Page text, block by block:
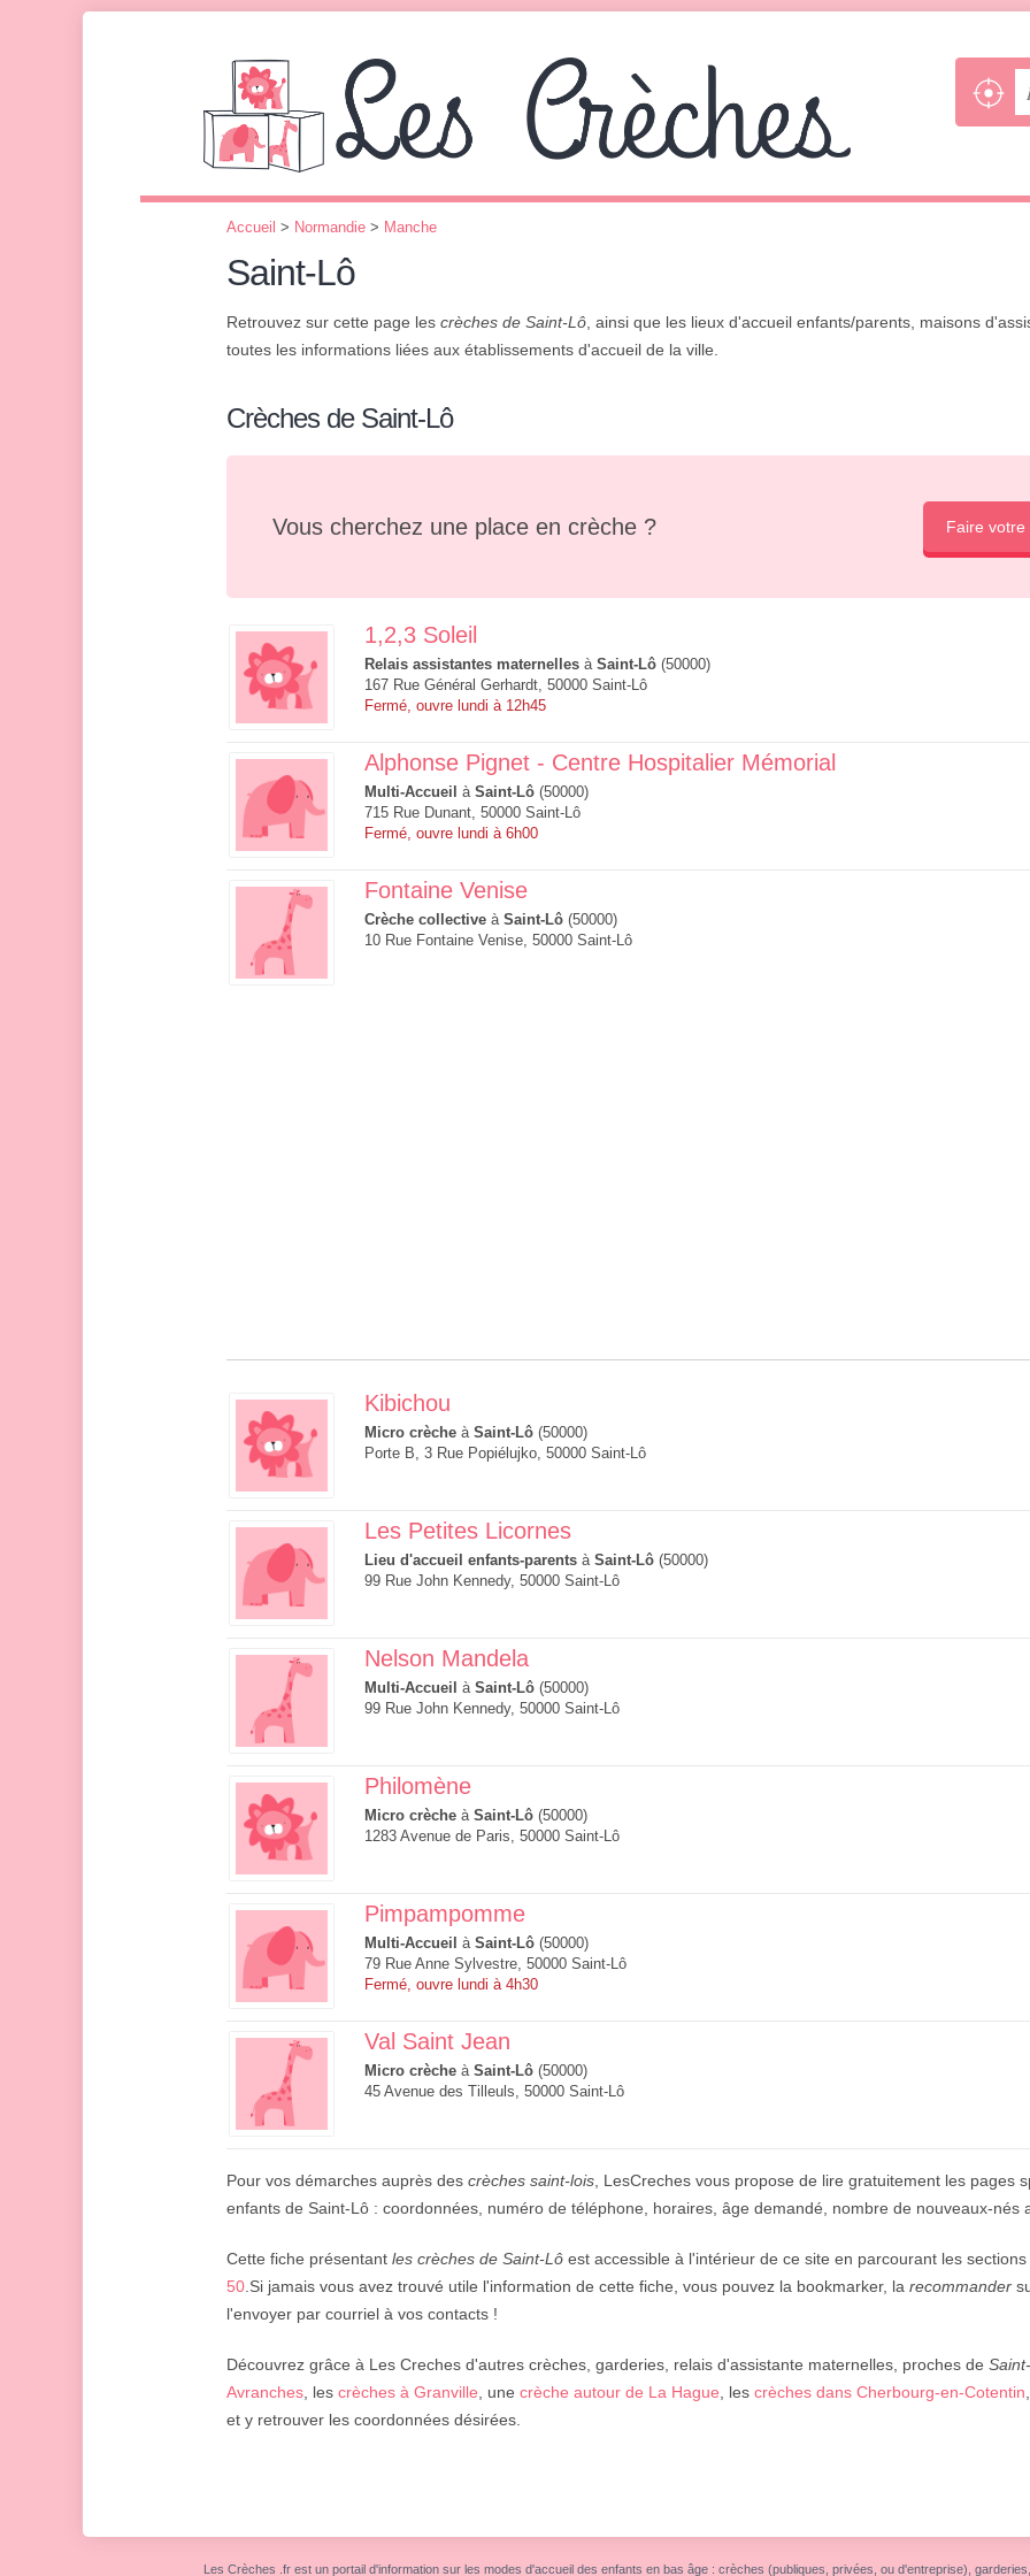
Accueil > Normandie > Manche
Saint-Lô
Retrouvez sur cette page les crèches de Saint-Lô , ainsi que les lieux d'accueil enfants/parents, maisons
toutes les informations liées aux établissements d'accueil de la ville.
Crèches de Saint-Lô
Vous cherchez une place en crèche ? Faire votre
1,2,3 Soleil
Relais assistantes maternelles à Saint-Lô (50000)
167 Rue Général Gerhardt, 50000 Saint-Lô
Fermé, ouvre lundi à 12h45
Alphonse Pignet - Centre Hospitalier Mémorial
Multi-Accueil à Saint-Lô (50000)
715 Rue Dunant, 50000 Saint-Lô
Fermé, ouvre lundi à 6h00
Fontaine Venise
Crèche collective à Saint-Lô (50000)
10 Rue Fontaine Venise, 50000 Saint-Lô
Kibichou
Micro crèche à Saint-Lô (50000)
Porte B, 3 Rue Popiélujko, 50000 Saint-Lô
Les Petites Licornes
Lieu d'accueil enfants-parents à Saint-Lô (50000)
99 Rue John Kennedy, 50000 Saint-Lô
Nelson Mandela
Multi-Accueil à Saint-Lô (50000)
99 Rue John Kennedy, 50000 Saint-Lô
Philomène
Micro crèche à Saint-Lô (50000)
1283 Avenue de Paris, 50000 Saint-Lô
Pimpampomme
Multi-Accueil à Saint-Lô (50000)
79 Rue Anne Sylvestre, 50000 Saint-Lô
Fermé, ouvre lundi à 4h30
Val Saint Jean
Micro crèche à Saint-Lô (50000)
45 Avenue des Tilleuls, 50000 Saint-Lô
Pour vos démarches auprès des crèches saint-lois , LesCreches vous propose de lire gratuitement les pages
enfants de Saint-Lô : coordonnées, numéro de téléphone, horaires, âge demandé, nombre de nouveaux-nés
Cette fiche présentant les crèches de Saint-Lô est accessible à l'intérieur de ce site en parcourant les sections
50 .Si jamais vous avez trouvé utile l'information de cette fiche, vous pouvez la bookmarker, la recommander
l'envoyer par courriel à vos contacts !
Découvrez grâce à Les Creches d'autres crèches, garderies, relais d'assistante maternelles, proches de
Avranches , les crèches à Granville , une crèche autour de La Hague , les crèches dans Cherbourg-en-Cotentin
et y retrouver les coordonnées désirées.
Les Crèches .fr est un portail d'information sur les modes d'accueil des enfants en bas âge : crèches (publiques, privées, ou d'entreprise),